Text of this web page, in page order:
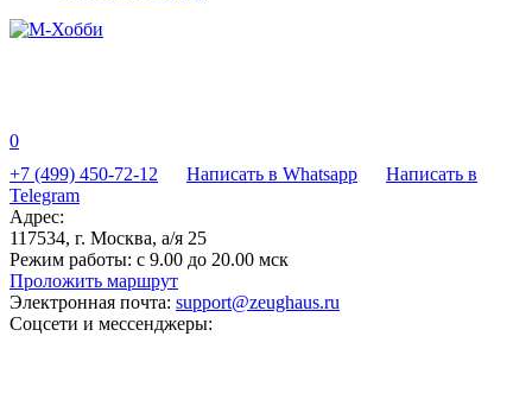
0
+7 (499) 450-72-12
Написать в Whatsapp
Написать в
Telegram
Адрес:
117534, г. Москва, а/я 25
Режим работы: с 9.00 до 20.00 мск
Проложить маршрут
Электронная почта: support@zeughaus.ru
Соцсети и мессенджеры: